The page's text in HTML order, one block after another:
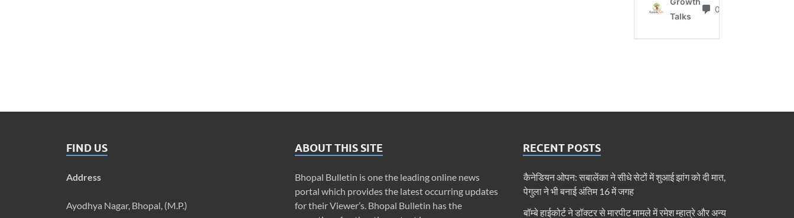
FIND US
Address
Ayodhya Nagar, Bhopal, (M.P.)
ABOUT THIS SITE
Bhopal Bulletin is one the leading online news
portal which provides the latest occurring updates
for their Viewer’s. Bhopal Bulletin has the
RECENT POSTS
कैनेडियन ओपन: सबालेंका ने सीधे सेटों में शुआई झांग को दी मात,
पेगुला ने भी बनाई अंतिम 16 में जगह
बॉम्बे हाईकोर्ट ने डॉक्टर से मारपीट मामले में रमेश म्हात्रे और अन्य